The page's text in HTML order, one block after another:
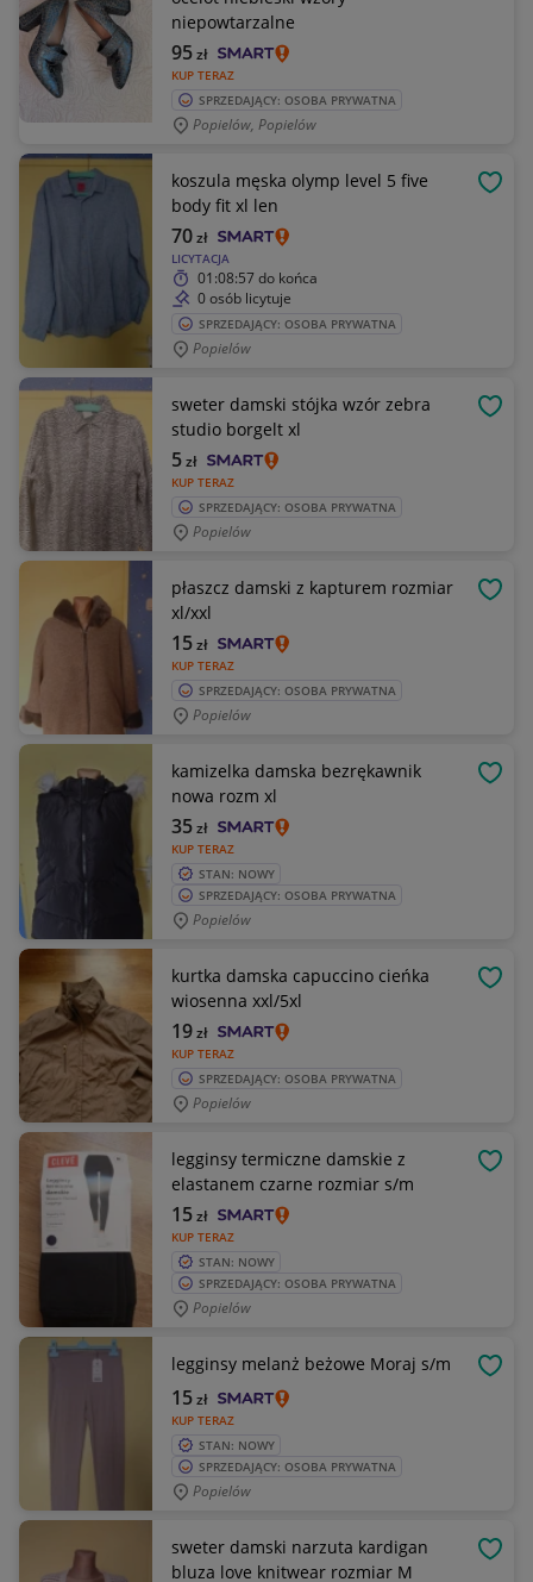
niepowtarzalne
KUP TERAZ
95zł
SPRZEDAJĄCY: OSOBA PRYWATNA
Popielów, Popielów
koszula męska olymp level 5 five
body fit xl len
LICYTACJA
70zł
01:08:57do końca
0 osób licytuje
SPRZEDAJĄCY: OSOBA PRYWATNA
Popielów
sweter damski stójka wzór zebra
studio borgelt xl
KUP TERAZ
5zł
SPRZEDAJĄCY: OSOBA PRYWATNA
Popielów
płaszcz damski z kapturem rozmiar
xl/xxl
KUP TERAZ
15zł
SPRZEDAJĄCY: OSOBA PRYWATNA
Popielów
kamizelka damska bezrękawnik
nowa rozm xl
KUP TERAZ
35zł
STAN: NOWY
SPRZEDAJĄCY: OSOBA PRYWATNA
Popielów
kurtka damska capuccino cieńka
wiosenna xxl/5xl
KUP TERAZ
19zł
SPRZEDAJĄCY: OSOBA PRYWATNA
Popielów
legginsy termiczne damskie z
elastanem czarne rozmiar s/m
KUP TERAZ
15zł
STAN: NOWY
SPRZEDAJĄCY: OSOBA PRYWATNA
Popielów
legginsy melanż beżowe Moraj s/m
KUP TERAZ
15zł
STAN: NOWY
SPRZEDAJĄCY: OSOBA PRYWATNA
Popielów
sweter damski narzuta kardigan
bluza love knitwear rozmiar M